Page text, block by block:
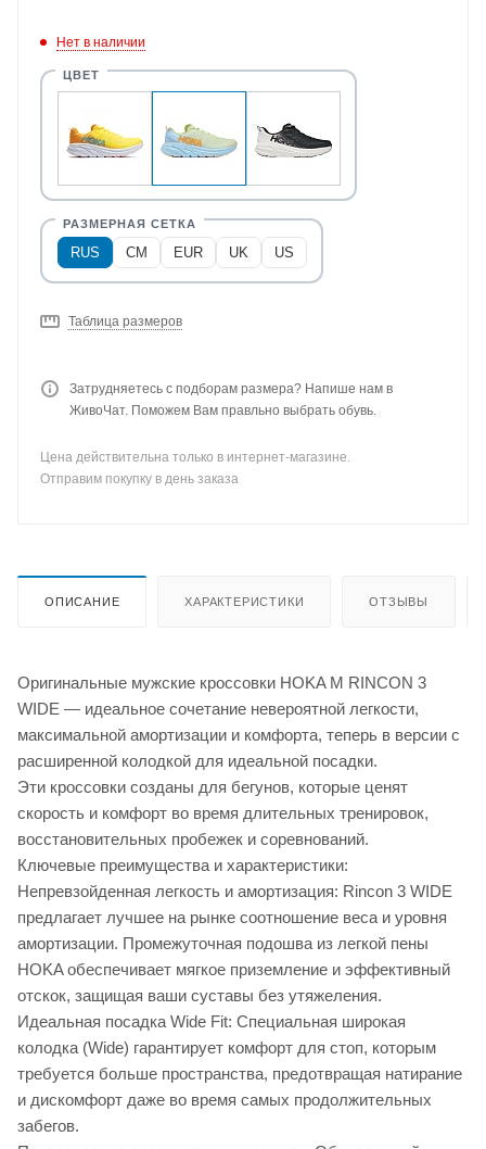
Нет в наличии
RUS CM EUR UK US
Таблица размеров
Затрудняетесь с подборам размера? Напише нам в
ЖивоЧат. Поможем Вам правльно выбрать обувь.
Цена действительна только в интернет-магазине.
Отправим покупку в день заказа
ОПИСАНИЕ ХАРАКТЕРИСТИКИ ОТЗЫВЫ
Оригинальные мужские кроссовки HOKA M RINCON 3
WIDE — идеальное сочетание невероятной легкости,
максимальной амортизации и комфорта, теперь в версии с
расширенной колодкой для идеальной посадки.
Эти кроссовки созданы для бегунов, которые ценят
скорость и комфорт во время длительных тренировок,
восстановительных пробежек и соревнований.
Ключевые преимущества и характеристики:
Непревзойденная легкость и амортизация: Rincon 3 WIDE
предлагает лучшее на рынке соотношение веса и уровня
амортизации. Промежуточная подошва из легкой пены
HOKA обеспечивает мягкое приземление и эффективный
отскок, защищая ваши суставы без утяжеления.
Идеальная посадка Wide Fit: Специальная широкая
колодка (Wide) гарантирует комфорт для стоп, которым
требуется больше пространства, предотвращая натирание
и дискомфорт даже во время самых продолжительных
забегов.